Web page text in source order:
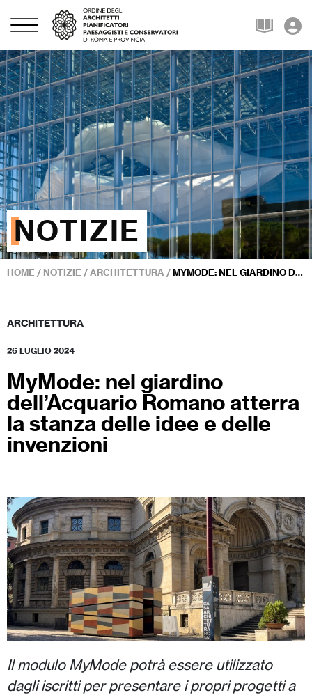
NOTIZIE
HOME / NOTIZIE /ARCHITETTURA /MYMODE: NEL GIARDINO DELL’ACQUARIO ROMANO ATTERRA LA STANZA DELLE IDEE E DELLE INVENZIONI
ARCHITETTURA
26 LUGLIO 2024
MyMode: nel giardino
dell’Acquario Romano atterra
la stanza delle idee e delle
invenzioni
Il modulo MyMode potrà essere utilizzato
dagli iscritti per presentare i propri progetti a